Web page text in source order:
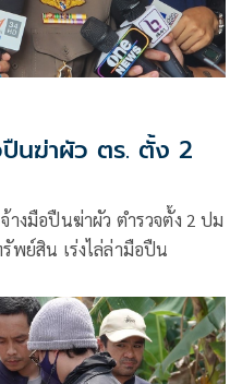
นฆ่าผัว ตร. ตั้ง 2
างมือปืนฆ่าผัว ตำรวจตั้ง 2 ปม
พย์สิน เร่งไล่ล่ามือปืน